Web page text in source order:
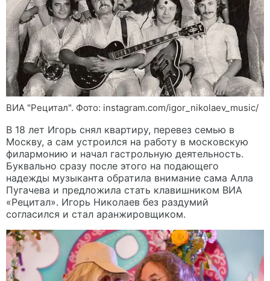
ВИА "Рецитал". Фото: instagram.com/igor_nikolaev_music/
В 18 лет Игорь снял квартиру, перевез семью в
Москву, а сам устроился на работу в московскую
филармонию и начал гастрольную деятельность.
Буквально сразу после этого на подающего
надежды музыканта обратила внимание сама Алла
Пугачева и предложила стать клавишником ВИА
«Рецитал». Игорь Николаев без раздумий
согласился и стал аранжировщиком.